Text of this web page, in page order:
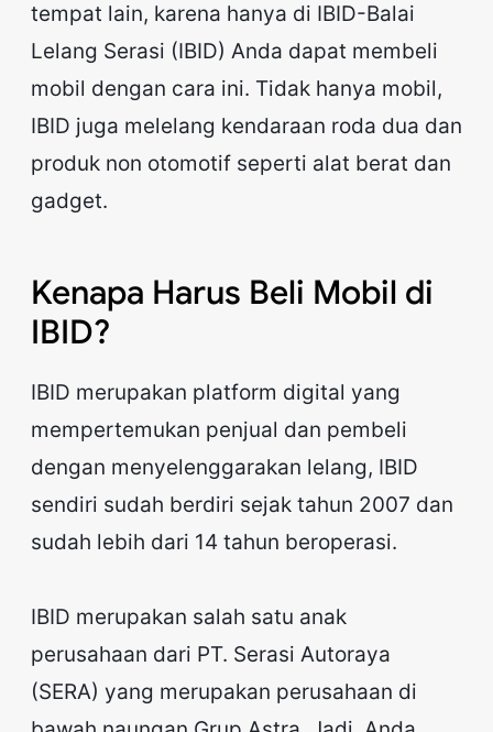
tempat lain, karena hanya di IBID-Balai
Lelang Serasi (IBID) Anda dapat membeli
mobil dengan cara ini. Tidak hanya mobil,
IBID juga melelang kendaraan roda dua dan
produk non otomotif seperti alat berat dan
gadget.
Kenapa Harus Beli Mobil di
IBID?
IBID merupakan platform digital yang
mempertemukan penjual dan pembeli
dengan menyelenggarakan lelang, IBID
sendiri sudah berdiri sejak tahun 2007 dan
sudah lebih dari 14 tahun beroperasi.
IBID merupakan salah satu anak
perusahaan dari PT. Serasi Autoraya
(SERA) yang merupakan perusahaan di